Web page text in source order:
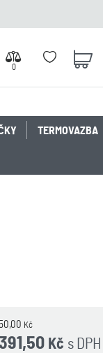
0
0
TERMOVAZBA
Kč
s DPH
Kč